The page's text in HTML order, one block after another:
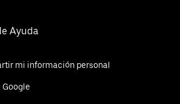
Ayuda
mi información personal
Google